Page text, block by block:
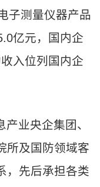
子测量仪器产品
亿元，国内企
入位列国内企
业央企集团、
所及国防领域客
，先后承担各类